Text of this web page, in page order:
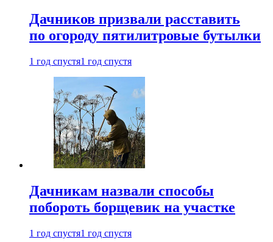
Дачников призвали расставить
по огороду пятилитровые бутылки
1 год спустя1 год спустя
Дачникам назвали способы
побороть борщевик на участке
1 год спустя1 год спустя